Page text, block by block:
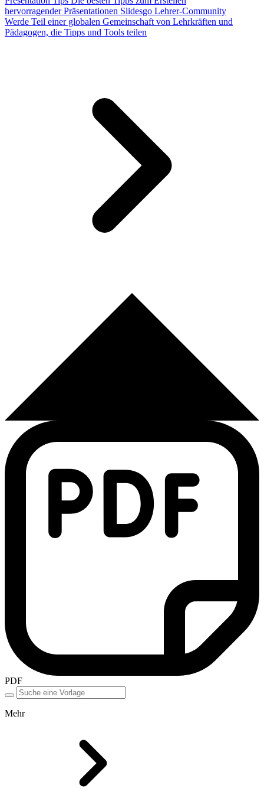
hervorragender Präsentationen Slidesgo Lehrer-Community
Werde Teil einer globalen Gemeinschaft von Lehrkräften und
Pädagogen, die Tipps und Tools teilen
PDF
Mehr